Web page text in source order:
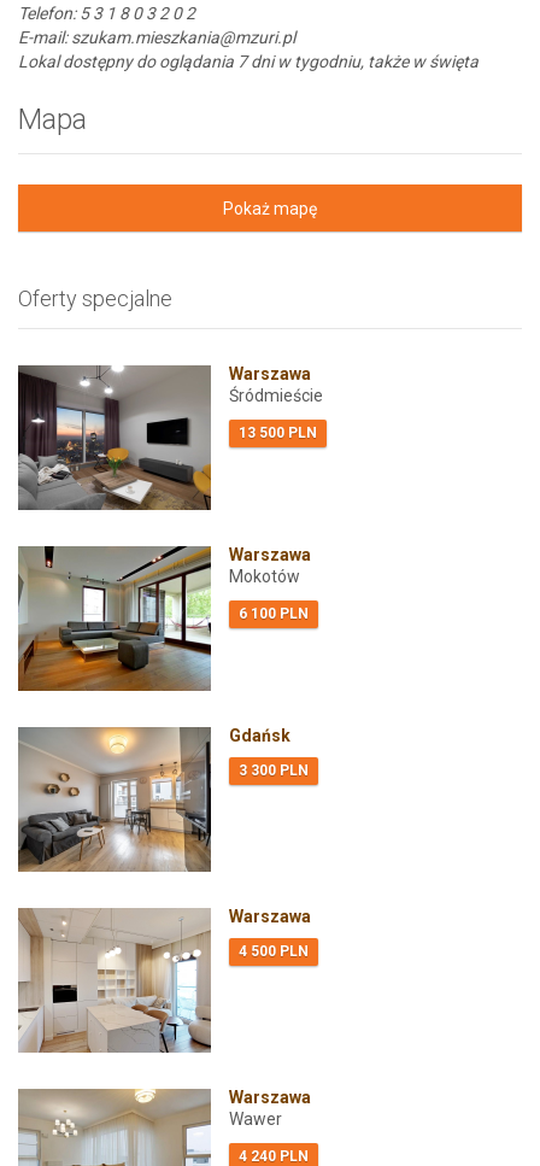
Telefon: 5 3 1 8 0 3 2 0 2
E-mail: szukam.mieszkania@mzuri.pl
Lokal dostępny do oglądania 7 dni w tygodniu, także w święta
Mapa
Pokaż mapę
Oferty specjalne
Warszawa
Śródmieście
13 500 PLN
Warszawa
Mokotów
6 100 PLN
Gdańsk
3 300 PLN
Warszawa
4 500 PLN
Warszawa
Wawer
4 240 PLN